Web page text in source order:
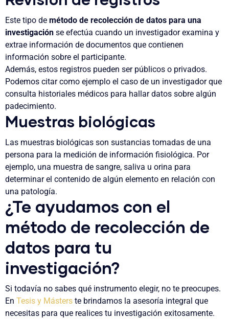
Este tipo de método de recolección de datos para una
investigación se efectúa cuando un investigador examina y
extrae información de documentos que contienen
información sobre el participante.
Además, estos registros pueden ser públicos o privados.
Podemos citar como ejemplo el caso de un investigador que
consulta historiales médicos para hallar datos sobre algún
padecimiento.
Muestras biológicas
Las muestras biológicas son sustancias tomadas de una
persona para la medición de información fisiológica. Por
ejemplo, una muestra de sangre, saliva u orina para
determinar el contenido de algún elemento en relación con
una patología.
¿Te ayudamos con el
método de recolección de
datos para tu
investigación?
Si todavía no sabes qué instrumento elegir, no te preocupes.
En Tesis y Másters te brindamos la asesoría integral que
necesitas para que realices tu investigación exitosamente.